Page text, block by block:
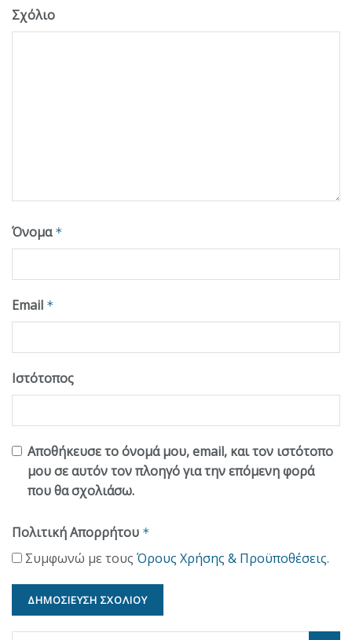
Σχόλιο
Όνομα *
Email *
Ιστότοπος
Αποθήκευσε το όνομά μου, email, και τον ιστότοπο
μου σε αυτόν τον πλοηγό για την επόμενη φορά
που θα σχολιάσω.
Πολιτική Απορρήτου *
Συμφωνώ με τους Όρους Χρήσης & Προϋποθέσεις.